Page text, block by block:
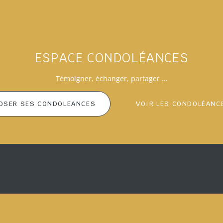
ESPACE CONDOLÉANCES
Témoigner, échanger, partager ...
SES CONDOLEANCES VOIR LES